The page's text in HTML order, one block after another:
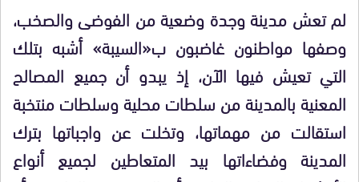
لم تعش مدينة وجدة وضعية من الفوضى والصخب،
وصفها مواطنون غاضبون ب«السيبة» أشبه بتلك
التي تعيش فيها الآن، إذ يبدو أن جميع المصالح
المعنية بالمدينة من سلطات محلية وسلطات منتخبة
استقالت من مهماتها، وتخلت عن واجباتها بترك
المدينة وفضاءاتها بيد المتعاطين لجميع أنواع